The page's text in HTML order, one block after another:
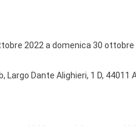
2022 a domenica 30 ottobre
Largo Dante Alighieri, 1 D, 44011